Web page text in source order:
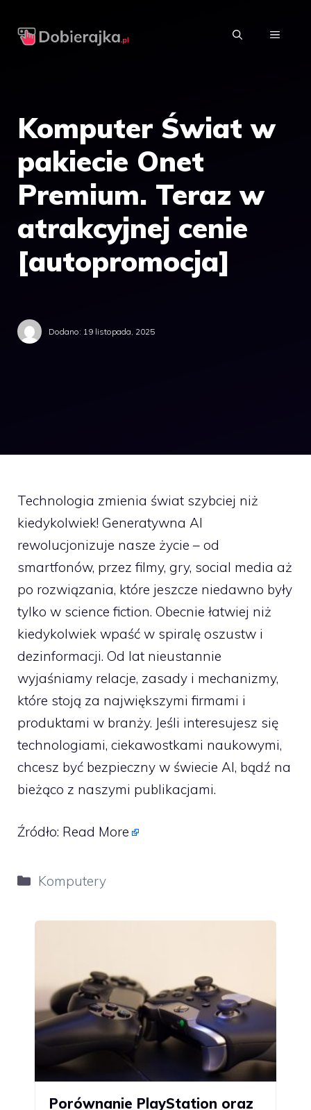
MENU
Komputer Świat w
pakiecie Onet
Premium. Teraz w
atrakcyjnej cenie
[autopromocja]
Dodano: 19 listopada, 2025
Technologia zmienia świat szybciej niż
kiedykolwiek! Generatywna AI
rewolucjonizuje nasze życie – od
smartfonów, przez filmy, gry, social media aż
po rozwiązania, które jeszcze niedawno były
tylko w science fiction. Obecnie łatwiej niż
kiedykolwiek wpaść w spiralę oszustw i
dezinformacji. Od lat nieustannie
wyjaśniamy relacje, zasady i mechanizmy,
które stoją za największymi firmami i
produktami w branży. Jeśli interesujesz się
technologiami, ciekawostkami naukowymi,
chcesz być bezpieczny w świecie AI, bądź na
bieżąco z naszymi publikacjami.
Źródło: Read More
Kategorie
Komputery
Porównanie PlayStation oraz